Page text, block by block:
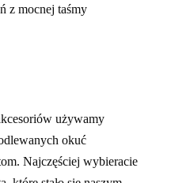
z mocnej taśmy
używamy
okuć
Najczęściej wybieracie